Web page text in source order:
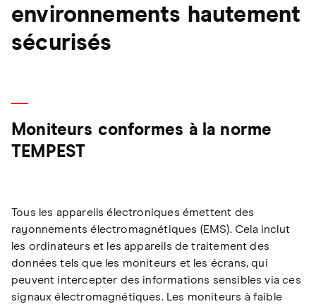
environnements hautement
sécurisés
Moniteurs conformes à la norme
TEMPEST
Tous les appareils électroniques émettent des
rayonnements électromagnétiques (EMS). Cela inclut
les ordinateurs et les appareils de traitement des
données tels que les moniteurs et les écrans, qui
peuvent intercepter des informations sensibles via ces
signaux électromagnétiques. Les moniteurs à faible